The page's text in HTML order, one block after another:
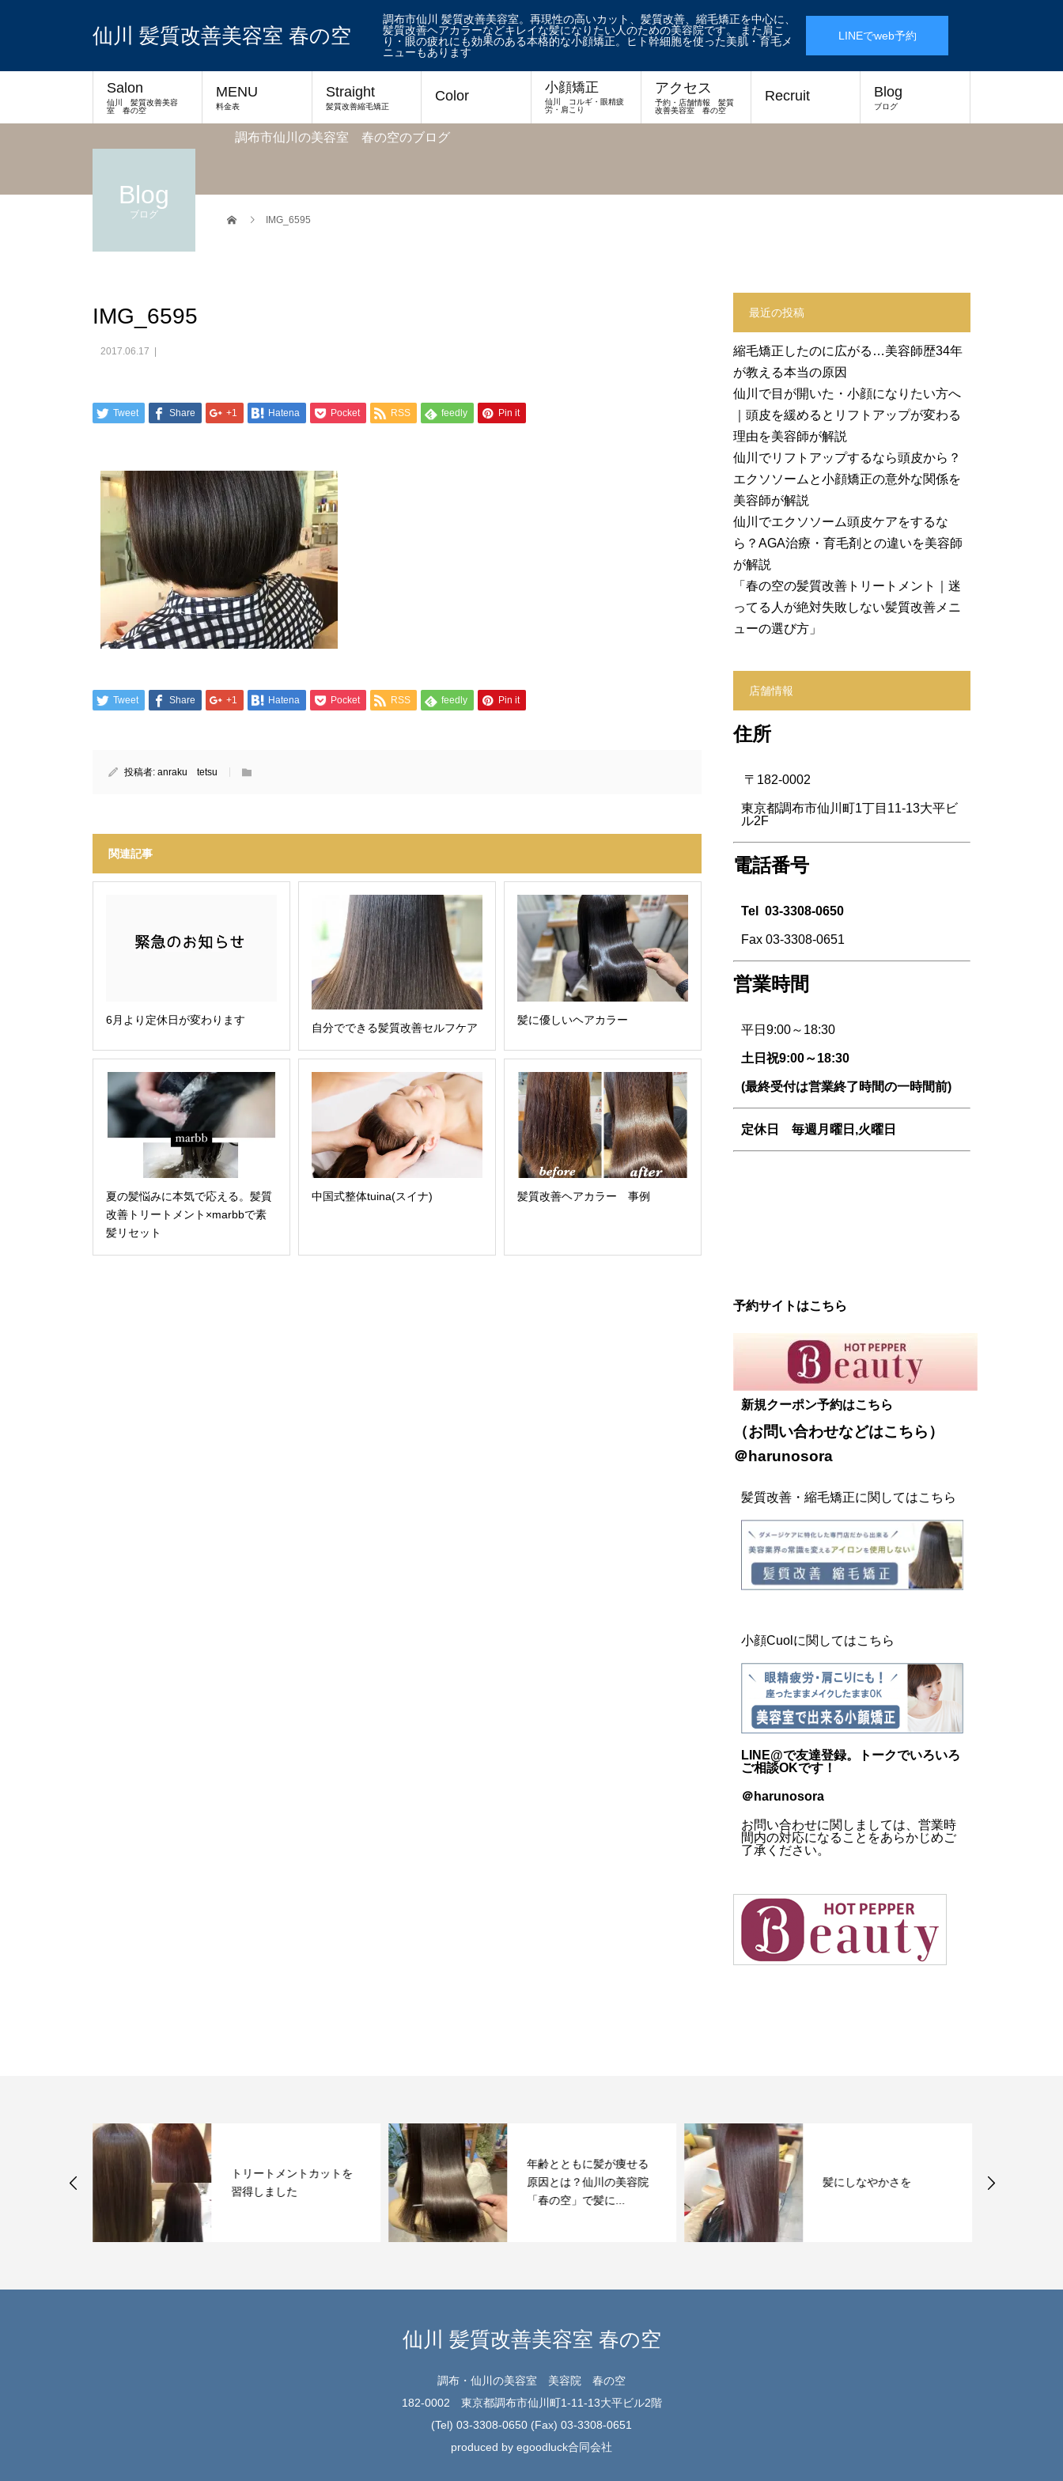
仙川 髪質改善美容室 春の空
調布市仙川 髪質改善美容室。再現性の高いカット、髪質改善、縮毛矯正を中心に、
髪質改善ヘアカラーなどキレイな髪になりたい人のための美容院です。 また肩こ
り・眼の疲れにも効果のある本格的な小顔矯正。ヒト幹細胞を使った美肌・育毛メ
ニューもあります
LINEでweb予約
Salon
仙川 髪質改善美容
室 春の空
MENU
料金表
Straight
髪質改善縮毛矯正
Color 小顔矯正
仙川 コルギ・眼精疲
労・肩こり
アクセス
予約・店舗情報 髪質
改善美容室 春の空
Recruit Blog
ブログ
Blog
ブログ
調布市仙川の美容室 春の空のブログ
IMG_6595
IMG_6595
2017.06.17
Tweet Share +1 Hatena Pocket RSS feedly Pin it
Tweet Share +1 Hatena Pocket RSS feedly Pin it
投稿者: anraku tetsu
関連記事
6月より定休日が変わります
自分でできる髪質改善セルフケア
髪に優しいヘアカラー
夏の髪悩みに本気で応える。髪質
改善トリートメント×marbbで素
髪リセット
中国式整体tuina(スイナ) 髪質改善ヘアカラー 事例
最近の投稿
縮毛矯正したのに広がる…美容師歴34年
が教える本当の原因
仙川で目が開いた・小顔になりたい方へ
｜頭皮を緩めるとリフトアップが変わる
理由を美容師が解説
仙川でリフトアップするなら頭皮から？
エクソソームと小顔矯正の意外な関係を
美容師が解説
仙川でエクソソーム頭皮ケアをするな
ら？AGA治療・育毛剤との違いを美容師
が解説
「春の空の髪質改善トリートメント｜迷
ってる人が絶対失敗しない髪質改善メニ
ューの選び方」
店舗情報
住所
〒182-0002
東京都調布市仙川町1丁目11-13大平ビ
ル2F
電話番号
Tel 03-3308-0650
Fax 03-3308-0651
営業時間
平日9:00～18:30
土日祝9:00～18:30
(最終受付は営業終了時間の一時間前)
定休日 毎週 月曜日,火曜日
予約サイトはこちら
新規クーポン予約はこちら
（お問い合わせなどはこちら ）
＠harunosora
髪質改善・縮毛矯正に関してはこちら
小顔Cuolに関してはこちら
LINE@で友達登録。トークでいろいろ
ご相談OKです！
＠harunosora
お問い合わせに関しましては、営業時
間内の対応になることをあらかじめご
了承ください。
トリートメントカットを
習得しました
年齢とともに髪が痩せる
原因とは？仙川の美容院
「春の空」で髪に...
髪にしなやかさを
仙川 髪質改善美容室 春の空
調布・仙川の美容室 美容院 春の空
182-0002 東京都調布市仙川町1-11-13大平ビル2階
(Tel) 03-3308-0650 (Fax) 03-3308-0651
produced by egoodluck合同会社